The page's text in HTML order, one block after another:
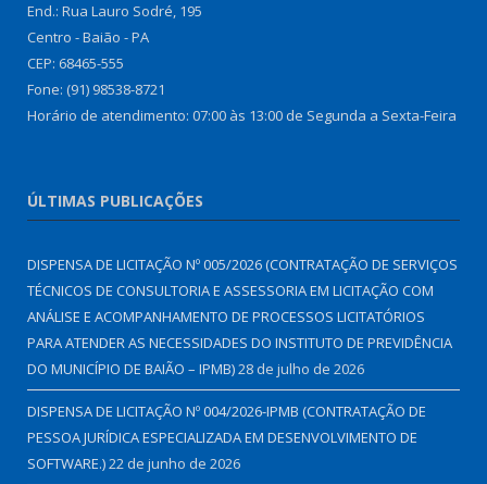
End.: Rua Lauro Sodré, 195
Centro - Baião - PA
CEP: 68465-555
Fone: (91) 98538-8721
Horário de atendimento: 07:00 às 13:00 de Segunda a Sexta-Feira
ÚLTIMAS PUBLICAÇÕES
DISPENSA DE LICITAÇÃO Nº 005/2026 (CONTRATAÇÃO DE SERVIÇOS
TÉCNICOS DE CONSULTORIA E ASSESSORIA EM LICITAÇÃO COM
ANÁLISE E ACOMPANHAMENTO DE PROCESSOS LICITATÓRIOS
PARA ATENDER AS NECESSIDADES DO INSTITUTO DE PREVIDÊNCIA
DO MUNICÍPIO DE BAIÃO – IPMB)28 de julho de 2026
DISPENSA DE LICITAÇÃO Nº 004/2026-IPMB (CONTRATAÇÃO DE
PESSOA JURÍDICA ESPECIALIZADA EM DESENVOLVIMENTO DE
SOFTWARE.)22 de junho de 2026